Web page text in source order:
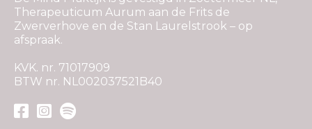
Therapeuticum Aurum aan de Frits de
Zwerverhove en de Stan Laurelstrook – op
afspraak.
KVK. nr. 71017909
BTW nr. NL002037521B40